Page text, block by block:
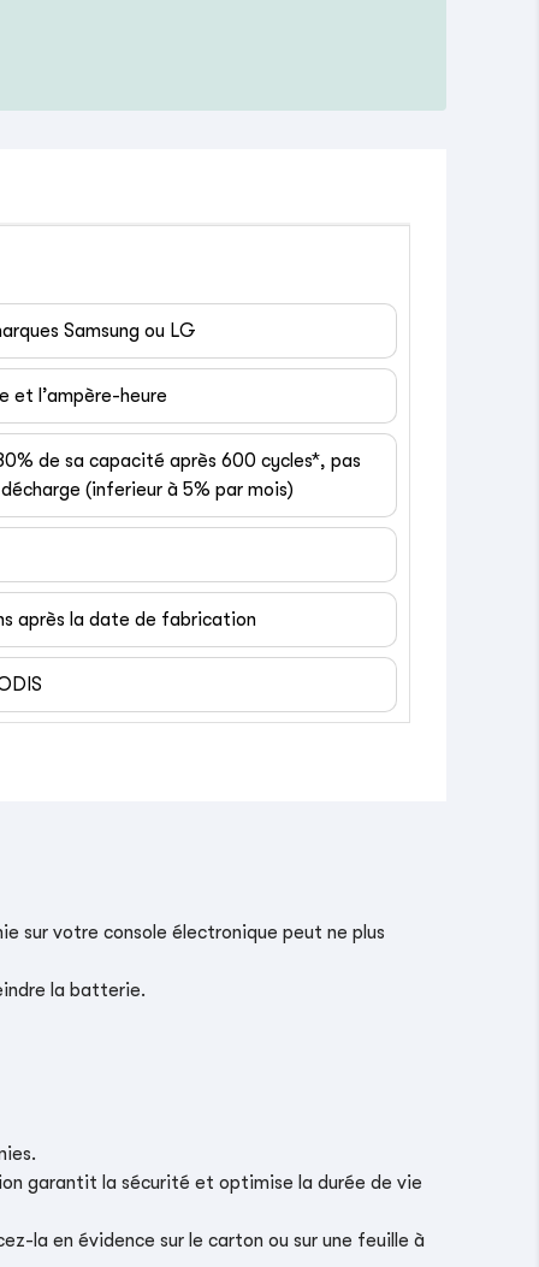
Samsung ou LG
et l’ampère-heure
de sa capacité après 600 cycles*, pas
(inferieur à 5% par mois)
après la date de fabrication
sur votre console électronique peut ne plus
la batterie.
garantit la sécurité et optimise la durée de vie
la en évidence sur le carton ou sur une feuille à